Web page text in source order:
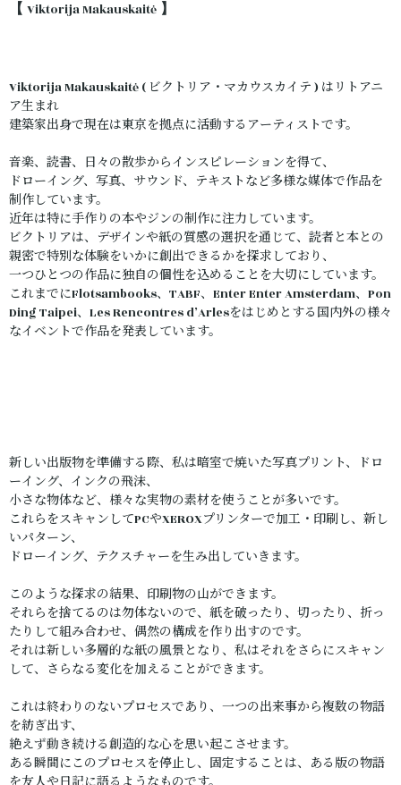
【 Viktorija Makauskaitė 】
Viktorija Makauskaitė ( ビクトリア・マカウスカイテ ) はリトアニ
ア生まれ
建築家出身で現在は東京を拠点に活動するアーティストです。
音楽、読書、日々の散歩からインスピレーションを得て、
ドローイング、写真、サウンド、テキストなど多様な媒体で作品を
制作しています。
近年は特に手作りの本やジンの制作に注力しています。
ビクトリアは、デザインや紙の質感の選択を通じて、読者と本との
親密で特別な体験をいかに創出できるかを探求しており、
一つひとつの作品に独自の個性を込めることを大切にしています。
これまでにFlotsambooks、TABF、Enter Enter Amsterdam、Pon
Ding Taipei、Les Rencontres d’Arlesをはじめとする国内外の様々
なイベントで作品を発表しています。
新しい出版物を準備する際、私は暗室で焼いた写真プリント、ドロ
ーイング、インクの飛沫、
小さな物体など、様々な実物の素材を使うことが多いです。
これらをスキャンしてPCやXEROXプリンターで加工・印刷し、新し
いパターン、
ドローイング、テクスチャーを生み出していきます。
このような探求の結果、印刷物の山ができます。
それらを捨てるのは勿体ないので、紙を破ったり、切ったり、折っ
たりして組み合わせ、偶然の構成を作り出すのです。
それは新しい多層的な紙の風景となり、私はそれをさらにスキャン
して、さらなる変化を加えることができます。
これは終わりのないプロセスであり、一つの出来事から複数の物語
を紡ぎ出す、
絶えず動き続ける創造的な心を思い起こさせます。
ある瞬間にこのプロセスを停止し、固定することは、ある版の物語